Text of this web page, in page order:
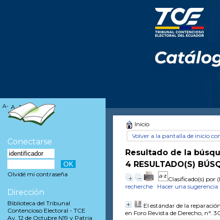
Inicio
Volver a la pantalla de inicio
Resultado de la
4 RESULTADO(S)
Clasificado(s) por
recherche
Hacer una sugerencia
El estándar de la
en Foro Revista de Derecho, n°.
A- A A+
Conectarse
Olvidé mi contraseña
Dirección
Biblioteca del Tribunal
Contencioso Electoral - TCE
Av. 12 de Octubre N19 y Patria